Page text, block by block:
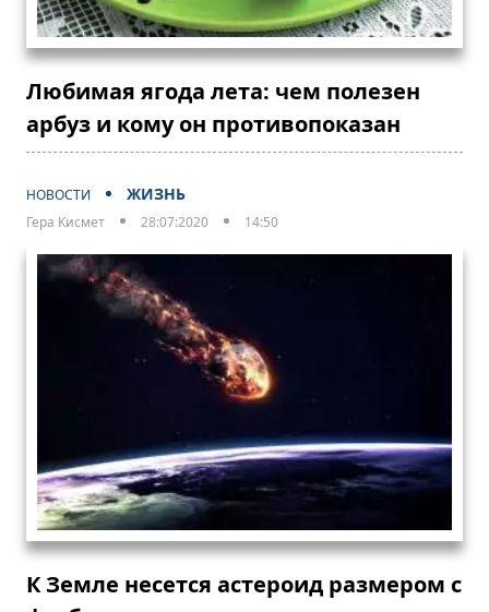
Любимая ягода лета: чем полезен
арбуз и кому он противопоказан
НОВОСТИ ЖИЗНЬ
Гера Кисмет 28:07:2020 14:50
К Земле несется астероид размером с